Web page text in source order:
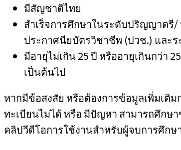
มีสัญชาติไทย
สำเร็จการศึกษาในระดับปริญญาต
ประกาศนียบัตรวิชาชีพ (ปวช.) และ
มีอายุไม่เกิน 25 ปี หรืออายุเกินกว่า
เป็นต้นไป
หากมีข้อสงสัย หรือต้องการข้อมูลเพิ่มเติม
ทะเบียนไม่ได้ หรือ มีปัญหา สามารถศึกษ
คลิปวีดีโอการใช้งานสำหรับผู้จบการศึกษ